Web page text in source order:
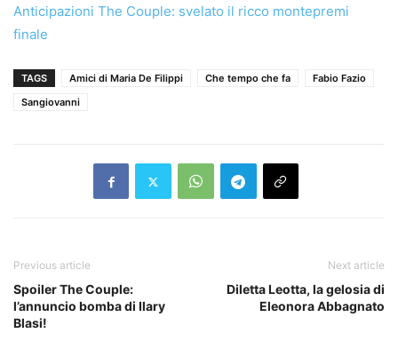
Anticipazioni The Couple: svelato il ricco montepremi
finale
TAGS Amici di Maria De Filippi Che tempo che fa
Fabio Fazio
Sangiovanni
Previous article
Spoiler The Couple:
l’annuncio bomba di Ilary
Blasi!
Next article
Diletta Leotta, la gelosia di
Eleonora Abbagnato